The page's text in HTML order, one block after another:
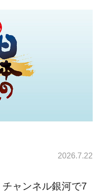
2026.7.22
ャンネル銀河で7